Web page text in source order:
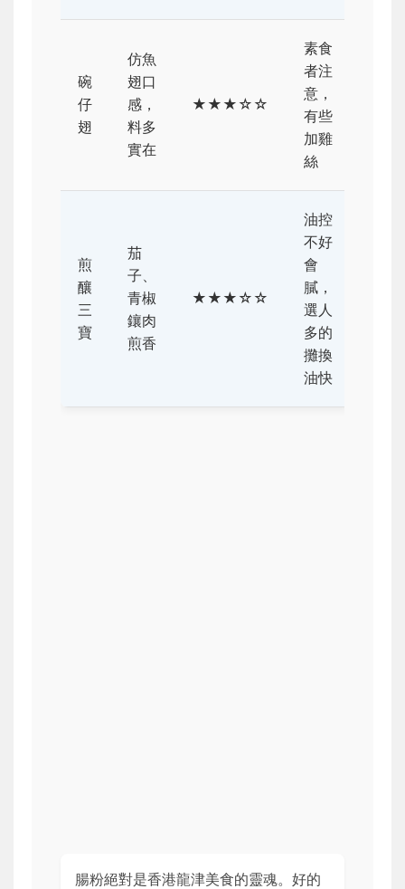
碗
仔
翅
仿魚
翅口
感，
料多
實在
★★★☆☆
素食
者注
意，
有些
加雞
絲
煎
釀
三
寶
茄
子、
青椒
鑲肉
煎香
★★★☆☆
油控
不好
會
膩，
選人
多的
攤換
油快
腸粉絕對是香港龍津美食的靈魂。好的